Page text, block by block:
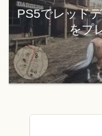
PS5でレッド
をプ